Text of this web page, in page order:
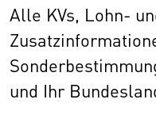
Alle KVs, Lohn-
und Ihr